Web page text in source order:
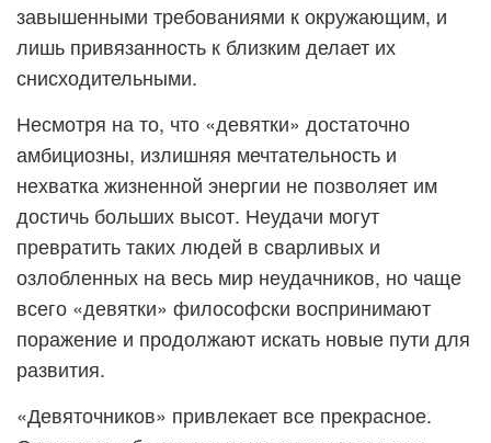
завышенными требованиями к окружающим, и
лишь привязанность к близким делает их
снисходительными.
Несмотря на то, что «девятки» достаточно
амбициозны, излишняя мечтательность и
нехватка жизненной энергии не позволяет им
достичь больших высот. Неудачи могут
превратить таких людей в сварливых и
озлобленных на весь мир неудачников, но чаще
всего «девятки» философски воспринимают
поражение и продолжают искать новые пути для
развития.
«Девяточников» привлекает все прекрасное.